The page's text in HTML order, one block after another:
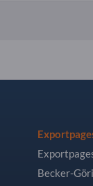
Becker-